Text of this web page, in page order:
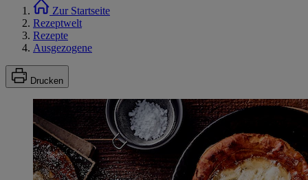
Zur Startseite
Rezeptwelt
Rezepte
Ausgezogene
Drucken